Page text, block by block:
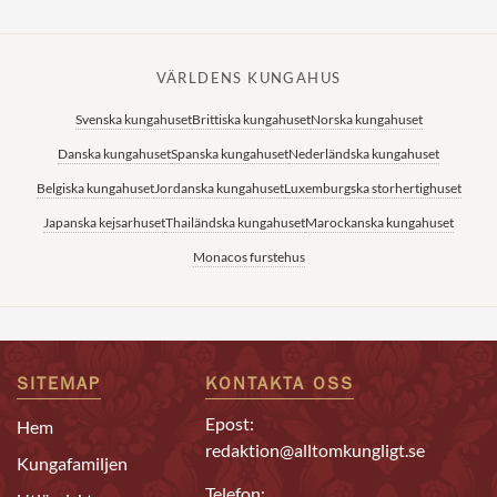
VÄRLDENS KUNGAHUS
Svenska kungahusetBrittiska kungahusetNorska kungahuset
Danska kungahusetSpanska kungahusetNederländska kungahuset
Belgiska kungahusetJordanska kungahusetLuxemburgska storhertighuset
Japanska kejsarhusetThailändska kungahusetMarockanska kungahuset
Monacos furstehus
SITEMAP
Hem
Kungafamiljen
KONTAKTA OSS
Epost:
redaktion@alltomkungligt.se